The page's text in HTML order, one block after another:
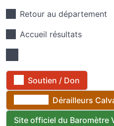
Retour au département
Accueil résultats
Soutien / Don
Dérailleurs
Site officiel du Baromètre